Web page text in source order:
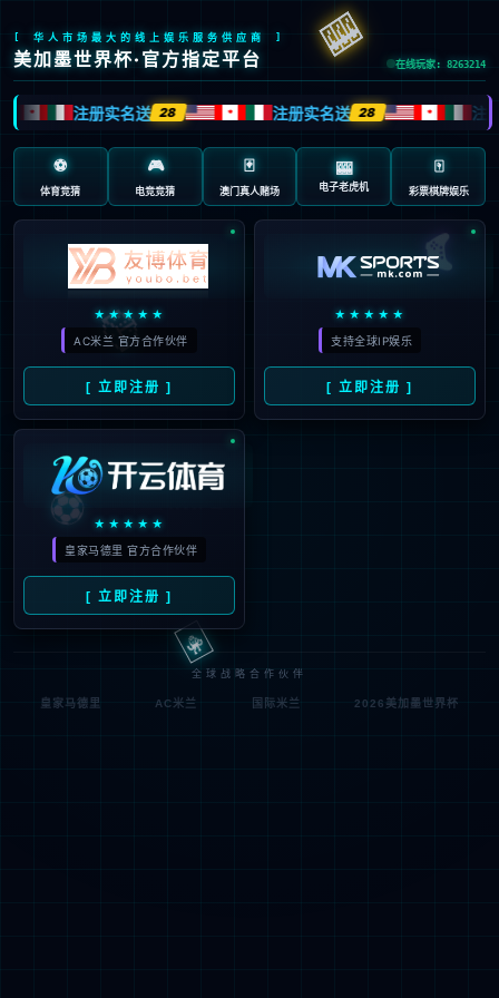
抱歉，页面无法访问...
可能原因：网址有错误 >请检查地址是否完整或存在多余字
符;
网址已失效 >可能页面已删除，活动已下线等
返回首页